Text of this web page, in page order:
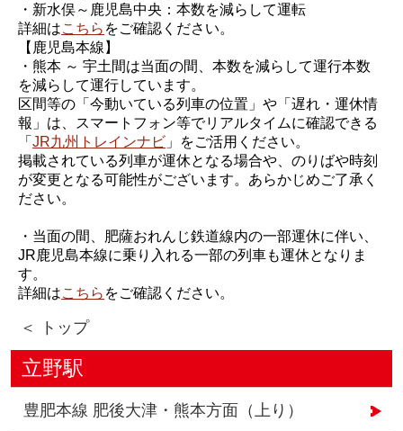
・新水俣～鹿児島中央：本数を減らして運転
詳細はこちら をご確認ください。
【鹿児島本線】
・熊本 ～ 宇土間は当面の間、本数を減らして運行本数
を減らして運行しています。
区間等の「今動いている列車の位置」や「遅れ・運休情
報」は、スマートフォン等でリアルタイムに確認できる
「JR九州トレインナビ 」をご活用ください。
掲載されている列車が運休となる場合や、のりばや時刻
が変更となる可能性がございます。あらかじめご了承く
ださい。
・当面の間、肥薩おれんじ鉄道線内の一部運休に伴い、
JR鹿児島本線に乗り入れる一部の列車も運休となりま
す。
詳細はこちら をご確認ください。
＜ トップ
立野駅
豊肥本線 肥後大津・熊本方面（上り）